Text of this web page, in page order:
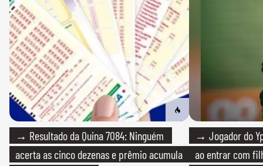
→ Resultado da Quina 7084: Ninguém
acerta as cinco dezenas e prêmio acumula
→ Jogador do
ao entrar com